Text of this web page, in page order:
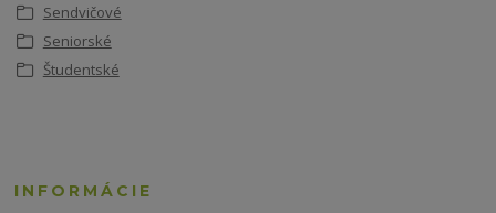
Sendvičové
Seniorské
Študentské
INFORMÁCIE